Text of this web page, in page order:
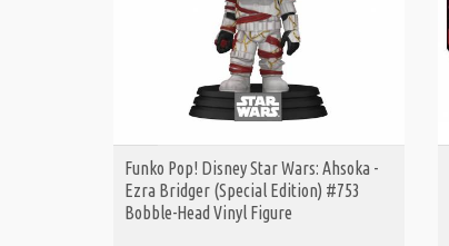
ΑΓΟΡΑ
Funko Pop! Disney Star Wars: Ahsoka -
Ezra Bridger (Special Edition) #753
Bobble-Head Vinyl Figure